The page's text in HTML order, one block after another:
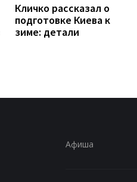
Кличко рассказал о
подготовке Киева к
зиме: детали
Афиша